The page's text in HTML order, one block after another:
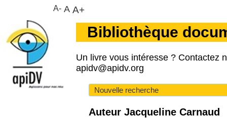
Bibliothèque
Un livre vous intéresse ? Contactez
apidv@apidv.org
Nouvelle recherche
Auteur Jacqueline Carnaud
A- A A+